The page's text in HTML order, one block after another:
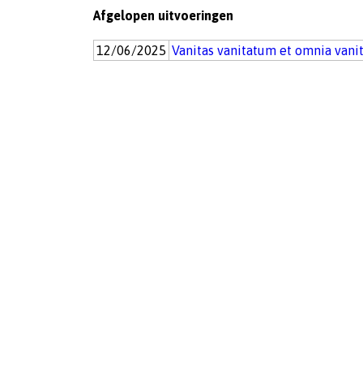
Afgelopen uitvoeringen
12/06/2025 Vanitas vanitatum et omnia